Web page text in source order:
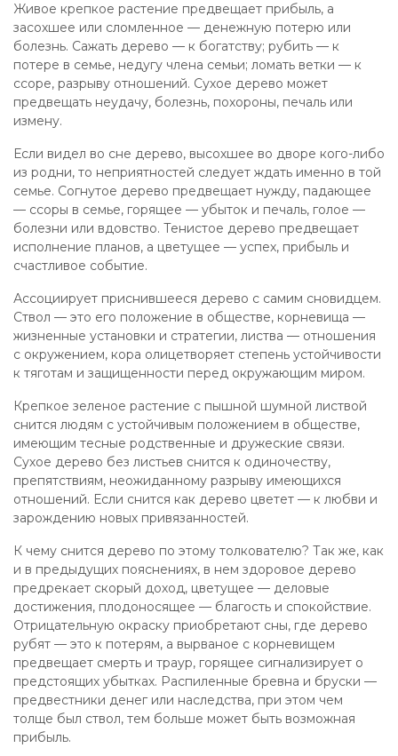
Живое крепкое растение предвещает прибыль, а
засохшее или сломленное — денежную потерю или
болезнь. Сажать дерево — к богатству; рубить — к
потере в семье, недугу члена семьи; ломать ветки — к
ссоре, разрыву отношений. Сухое дерево может
предвещать неудачу, болезнь, похороны, печаль или
измену.
Если видел во сне дерево, высохшее во дворе кого-либо
из родни, то неприятностей следует ждать именно в той
семье. Согнутое дерево предвещает нужду, падающее
— ссоры в семье, горящее — убыток и печаль, голое —
болезни или вдовство. Тенистое дерево предвещает
исполнение планов, а цветущее — успех, прибыль и
счастливое событие.
Ассоциирует приснившееся дерево с самим сновидцем.
Ствол — это его положение в обществе, корневища —
жизненные установки и стратегии, листва — отношения
с окружением, кора олицетворяет степень устойчивости
к тяготам и защищенности перед окружающим миром.
Крепкое зеленое растение с пышной шумной листвой
снится людям с устойчивым положением в обществе,
имеющим тесные родственные и дружеские связи.
Сухое дерево без листьев снится к одиночеству,
препятствиям, неожиданному разрыву имеющихся
отношений. Если снится как дерево цветет — к любви и
зарождению новых привязанностей.
К чему снится дерево по этому толкователю? Так же, как
и в предыдущих пояснениях, в нем здоровое дерево
предрекает скорый доход, цветущее — деловые
достижения, плодоносящее — благость и спокойствие.
Отрицательную окраску приобретают сны, где дерево
рубят — это к потерям, а вырваное с корневищем
предвещает смерть и траур, горящее сигнализирует о
предстоящих убытках. Распиленные бревна и бруски —
предвестники денег или наследства, при этом чем
толще был ствол, тем больше может быть возможная
прибыль.